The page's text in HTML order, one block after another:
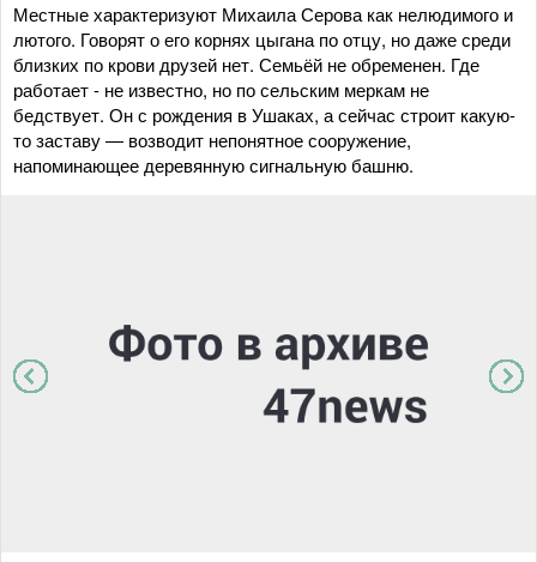
Местные характеризуют Михаила Серова как нелюдимого и
лютого. Говорят о его корнях цыгана по отцу, но даже среди
близких по крови друзей нет. Семьёй не обременен. Где
работает - не известно, но по сельским меркам не
бедствует. Он с рождения в Ушаках, а сейчас строит какую-
то заставу — возводит непонятное сооружение,
напоминающее деревянную сигнальную башню.